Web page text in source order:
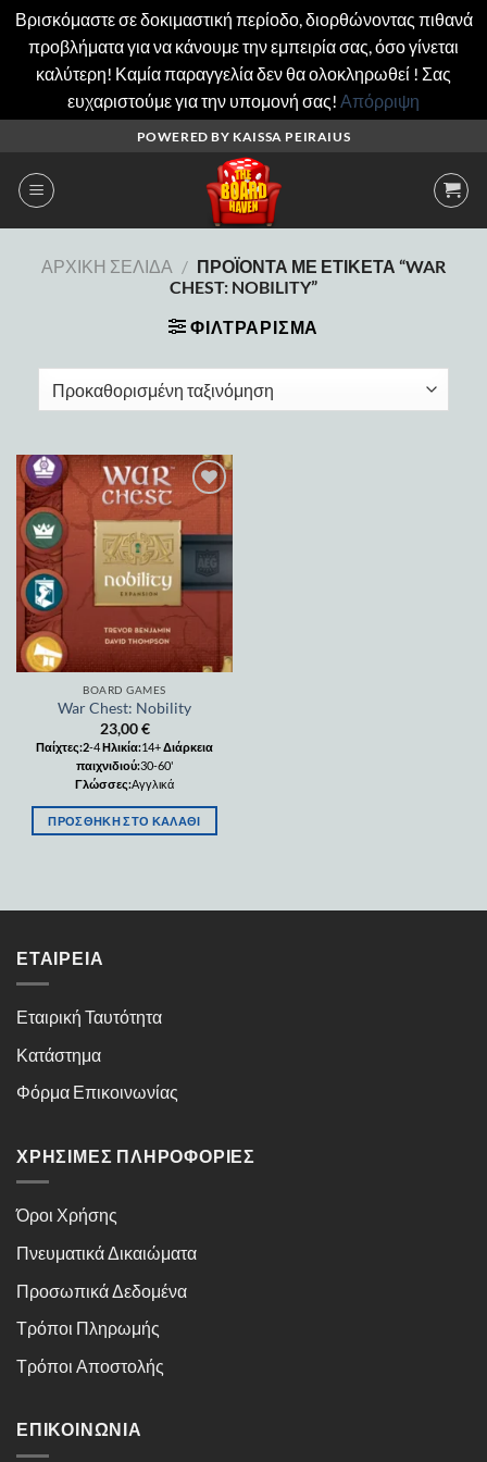
Βρισκόμαστε σε δοκιμαστική περίοδο, διορθώνοντας πιθανά
προβλήματα για να κάνουμε την εμπειρία σας, όσο γίνεται
καλύτερη! Καμία παραγγελία δεν θα ολοκληρωθεί ! Σας
ευχαριστούμε για την υπομονή σας! Απόρριψη
περιεχόμενο
POWERED BY KAISSA PEIRAIUS
ΑΡΧΙΚΉ ΣΕΛΊΔΑ / ΠΡΟΪΌΝΤΑ ΜΕ ΕΤΙΚΈΤΑ “WAR
CHEST: NOBILITY”
ΦΙΛΤΡΆΡΙΣΜΑ
Add to
wishlist
BOARD GAMES
War Chest: Nobility
23,00€
Παίχτες:2-4Ηλικία:14+Διάρκεια
παιχνιδιού:30-60'
Γλώσσες:Αγγλικά
ΠΡΟΣΘΉΚΗ ΣΤΟ ΚΑΛΆΘΙ
ΕΤΑΙΡΕΊΑ
Εταιρική Ταυτότητα
Κατάστημα
Φόρμα Επικοινωνίας
ΧΡΉΣΙΜΕΣ ΠΛΗΡΟΦΟΡΊΕΣ
Όροι Χρήσης
Πνευματικά Δικαιώματα
Προσωπικά Δεδομένα
Τρόποι Πληρωμής
Τρόποι Αποστολής
ΕΠΙΚΟΙΝΩΝΊΑ